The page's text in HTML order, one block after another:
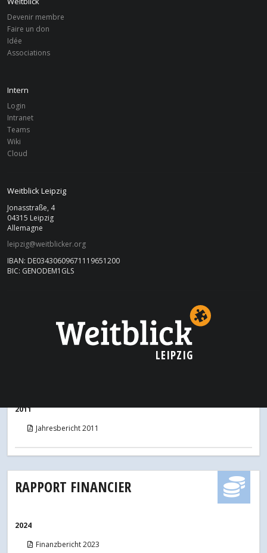
Jahresbericht 2019
2018
Jahresbericht 2018
2017
2016
2015
Jahresbericht 2015
2014
Jahresbericht 2014
Jahresbericht 2013
2011
Jahresbericht 2011
RAPPORT FINANCIER
2024
Finanzbericht 2023
Devenir membre
Faire un don
Idée
Associations
Intern
Login
Intranet
Teams
Wiki
Cloud
Weitblick Leipzig
Jonasstraße, 4
04315 Leipzig
Allemagne
leipzig@weitblicker.org
IBAN: DE03430609671119651200
BIC: GENODEM1GLS
LEIPZIG